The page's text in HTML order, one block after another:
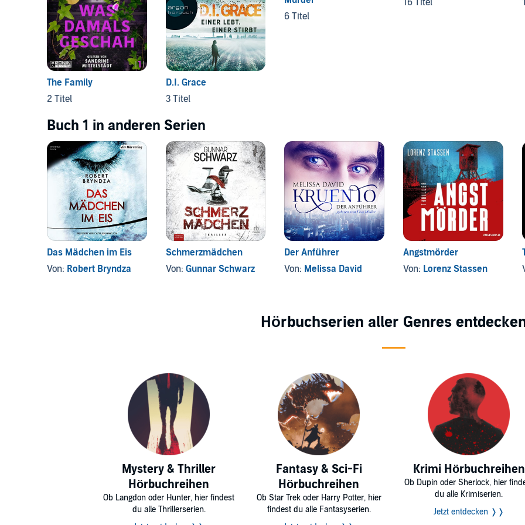
The Family
2 Titel
D.I. Grace
3 Titel
6 Titel
Buch 1 in anderen Serien
Das Mädchen im Eis
Von: Robert Bryndza
Schmerzmädchen
Von: Gunnar Schwarz
Der Anführer
Von: Melissa David
Angstmörder
Von: Lorenz Stassen
Hörbuchserien aller Genres
Mystery & Thriller
Hörbuchreihen
Ob Langdon oder Hunter, hier findest
du alle Thrillerserien.
Fantasy & Sci-Fi
Hörbuchreihen
Ob Star Trek oder Harry Potter, hier
findest du alle Fantasyserien.
Krimi Hörbuchreihen
Ob Dupin oder Sherlock, hier
du alle Krimiserien.
Jetzt entdecken ❭❭